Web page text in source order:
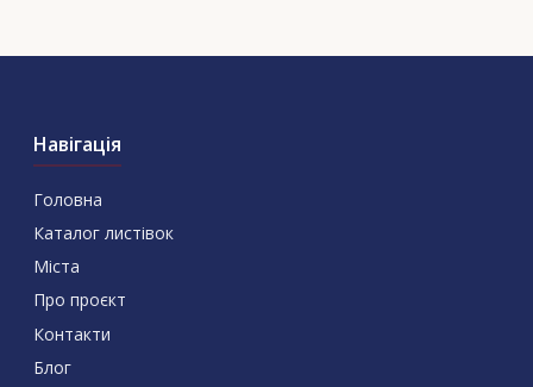
Навігація
Головна
Каталог листівок
Міста
Про проєкт
Контакти
Блог